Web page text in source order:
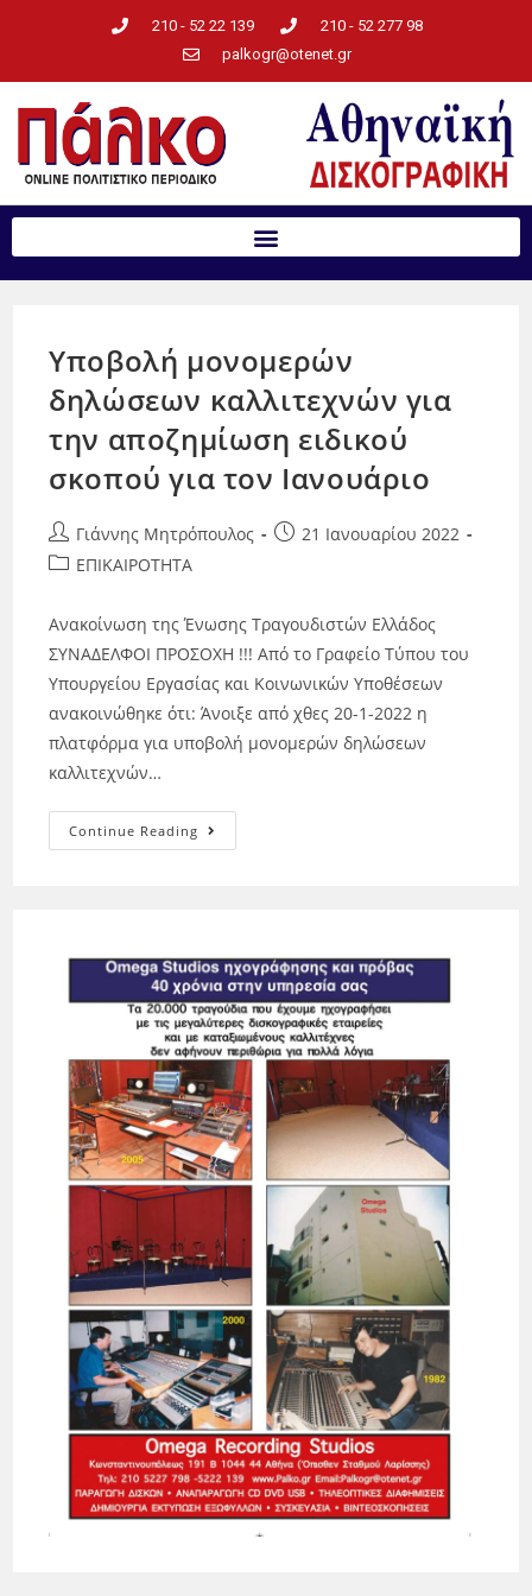
210 - 52 22 139
210 - 52 277 98
palkogr@otenet.gr
Υποβολή μονομερών
δηλώσεων καλλιτεχνών για
την αποζημίωση ειδικού
σκοπού για τον Ιανουάριο
Γιάννης Μητρόπουλος
21 Ιανουαρίου 2022
ΕΠΙΚΑΙΡΟΤΗΤΑ
Ανακοίνωση της Ένωσης Τραγουδιστών Ελλάδος
ΣΥΝΑΔΕΛΦΟΙ ΠΡΟΣΟΧΗ !!! Από το Γραφείο Τύπου του
Υπουργείου Εργασίας και Κοινωνικών Υποθέσεων
ανακοινώθηκε ότι: Άνοιξε από χθες 20-1-2022 η
πλατφόρμα για υποβολή μονομερών δηλώσεων
καλλιτεχνών…
Continue Reading